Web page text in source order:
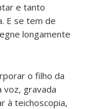
e tanto
E se tem de
longamente
o filho da
voz, gravada
à teichoscopia,